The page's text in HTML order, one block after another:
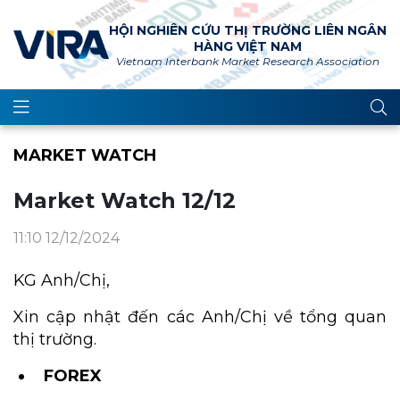
HỘI NGHIÊN CỨU THỊ TRƯỜNG LIÊN NGÂN
HÀNG VIỆT NAM
Vietnam Interbank Market Research Association
MARKET WATCH
Market Watch 12/12
11:10 12/12/2024
KG Anh/Chị,
Xin cập nhật đến các Anh/Chị về tổng quan
thị trường.
FOREX